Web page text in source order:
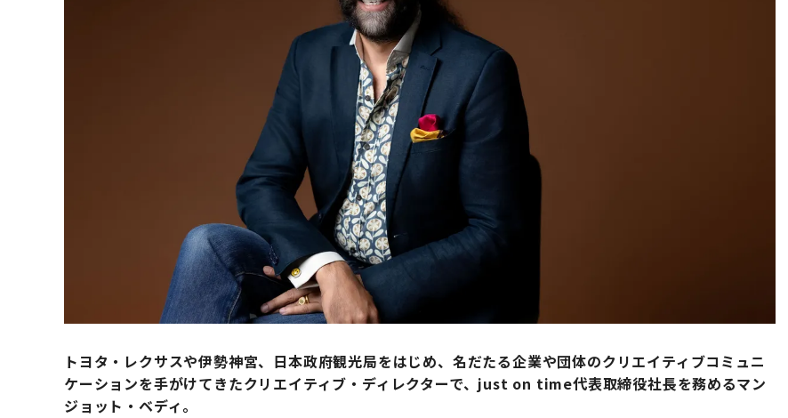
トヨタ・レクサスや伊勢神宮、日本政府観光局をはじめ、名だたる企業や団体のクリエイティブコミュニ
ケーションを手がけてきたクリエイティブ・ディレクターで、just on time代表取締役社長を務めるマン
ジョット・ベディ。